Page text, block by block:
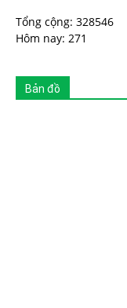
Tổng cộng: 328546
Hôm nay: 271
Bản đồ